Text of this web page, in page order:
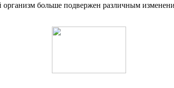
больше подвержен различным